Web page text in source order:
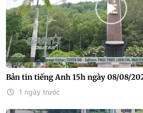
Bản tin tiếng Anh 15h ngày 08/08/
1 ngày trước